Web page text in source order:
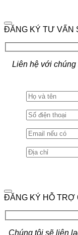
ĐĂNG KÝ TƯ VẤN
Liên hệ với
ĐĂNG KÝ HỖ TRỢ
Chúng tôi sẽ liên